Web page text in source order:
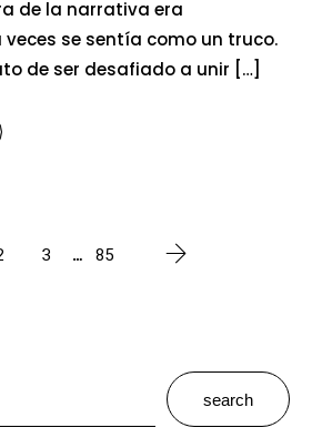
de la narrativa era
se sentía como un truco.
de ser desafiado a unir […]
3 … 85
search